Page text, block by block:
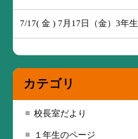
7/17( 金 ) 7月17日（金）3年生
カテゴリ
校長室だより
１年生のページ